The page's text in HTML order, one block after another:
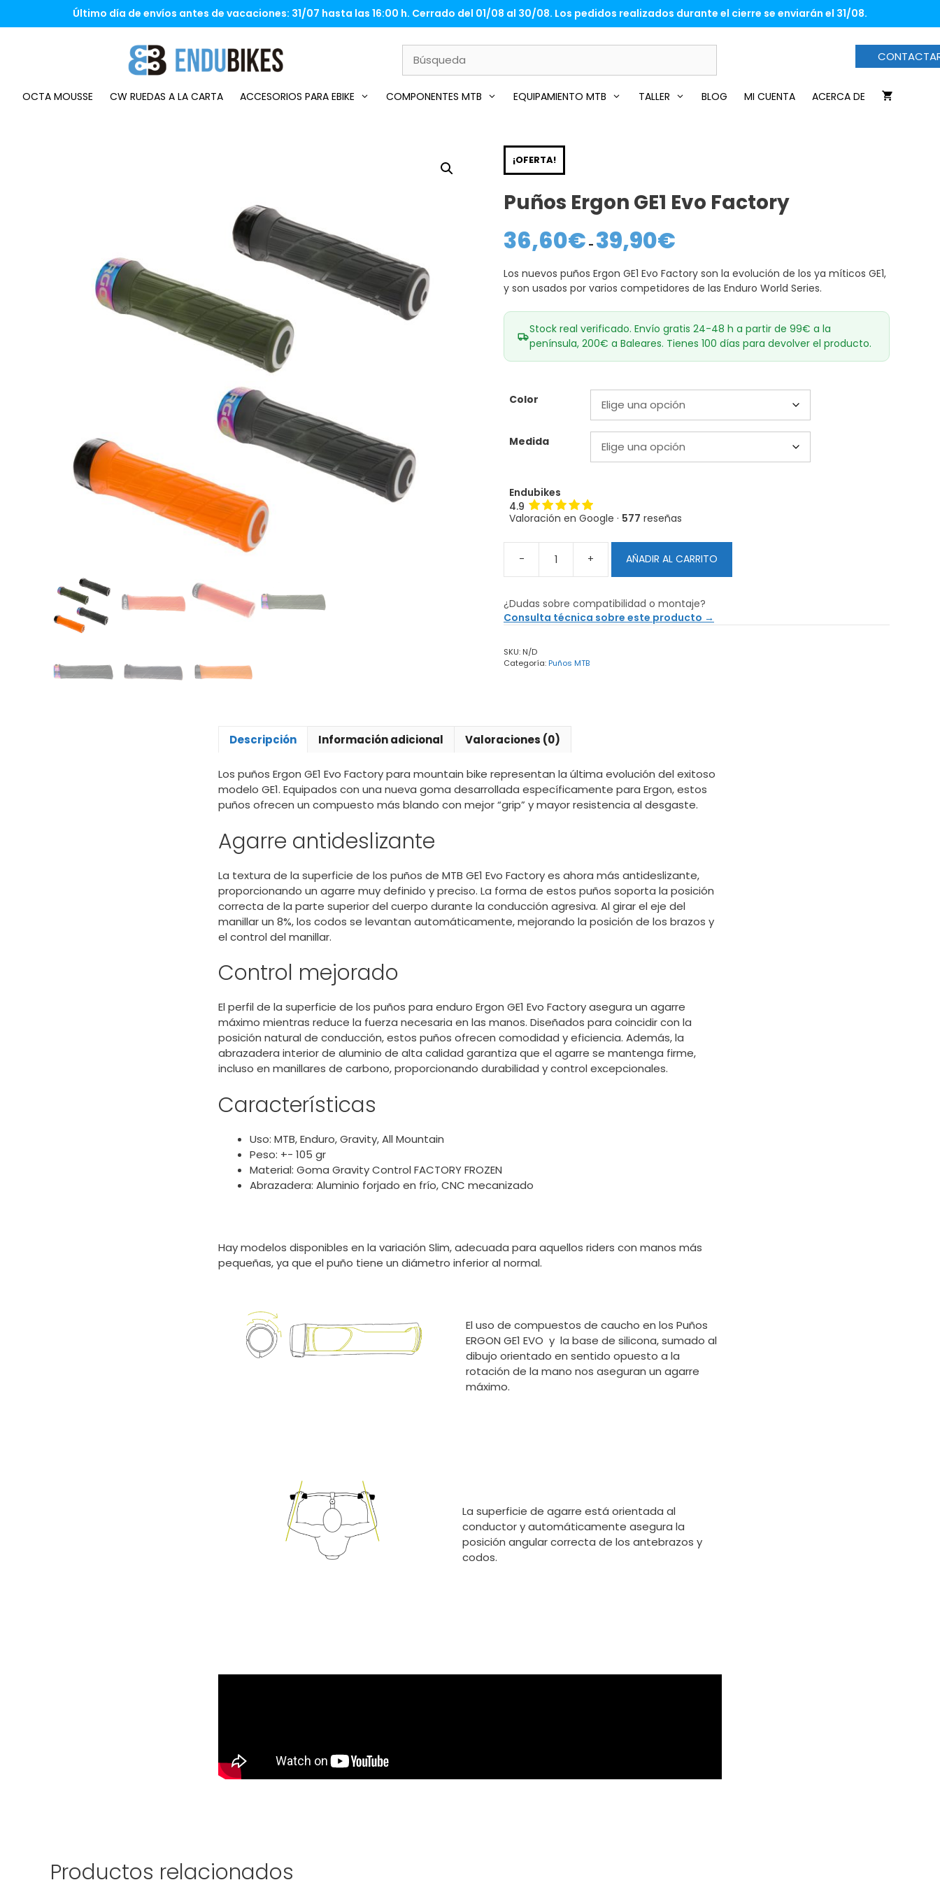
Último día de envíos antes de vacaciones: 31/07 hasta las 16:00 h. Cerrado del 01/08 al 30/08. Los pedidos realizados durante el cierre se enviarán el 31/08.
OCTA MOUSSE CW RUEDAS A LA CARTA ACCESORIOS PARA EBIKE COMPONENTES MTB EQUIPAMIENTO MTB TALLER BLOG MI CUENTA ACERCA DE
¡OFERTA!
Puños Ergon GE1 Evo Factory
36,60€ - 39,90€
36,60€
hasta
39,90€
Los nuevos puños Ergon GE1 Evo Factory son la evolución de los ya míticos GE1,
y son usados por varios competidores de las Enduro World Series.
Stock real verificado. Envío gratis 24-48 h a partir de 99€ a la
península, 200€ a Baleares. Tienes 100 días para devolver el producto.
Color
Medida
Endubikes
4.9
Valoración en Google · 577 reseñas
-
Ergon
Evo
Factory
+ AÑADIR AL CARRITO
¿Dudas sobre compatibilidad o montaje?
Consulta técnica sobre este producto →
SKU: N/D
Categoría:Puños MTB
Descripción Información adicional Valoraciones (0)
Los puños Ergon GE1 Evo Factory para mountain bike representan la última evolución del exitoso
modelo GE1. Equipados con una nueva goma desarrollada específicamente para Ergon, estos
puños ofrecen un compuesto más blando con mejor “grip” y mayor resistencia al desgaste.
Agarre antideslizante
La textura de la superficie de los puños de MTB GE1 Evo Factory es ahora más antideslizante,
proporcionando un agarre muy definido y preciso. La forma de estos puños soporta la posición
correcta de la parte superior del cuerpo durante la conducción agresiva. Al girar el eje del
manillar un 8%, los codos se levantan automáticamente, mejorando la posición de los brazos y
el control del manillar.
Control mejorado
El perfil de la superficie de los puños para enduro Ergon GE1 Evo Factory asegura un agarre
máximo mientras reduce la fuerza necesaria en las manos. Diseñados para coincidir con la
posición natural de conducción, estos puños ofrecen comodidad y eficiencia. Además, la
abrazadera interior de aluminio de alta calidad garantiza que el agarre se mantenga firme,
incluso en manillares de carbono, proporcionando durabilidad y control excepcionales.
Características
Uso: MTB, Enduro, Gravity, All Mountain
Peso: +- 105 gr
Material: Goma Gravity Control FACTORY FROZEN
Abrazadera: Aluminio forjado en frío, CNC mecanizado
Hay modelos disponibles en la variación Slim, adecuada para aquellos riders con manos más
pequeñas, ya que el puño tiene un diámetro inferior al normal.
El uso de compuestos de caucho en los Puños
ERGON GE1 EVO y la base de silicona, sumado al
dibujo orientado en sentido opuesto a la
rotación de la mano nos aseguran un agarre
máximo.
La superficie de agarre está orientada al
conductor y automáticamente asegura la
posición angular correcta de los antebrazos y
codos.
Productos relacionados
desde
36,60€